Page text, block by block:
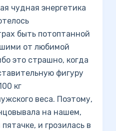
чудная энергетика
быть потоптанной
от любимой
это страшно, когда
фигуру
кг
веса. Поэтому,
на нашем,
и грозилась в